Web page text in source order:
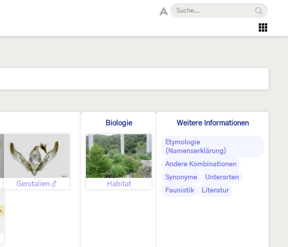
Genitalien ♂
Biologie
Habitat
Weitere Informationen
Etymologie
(Namenserklärung)
Andere Kombinationen
Synonyme
Unterarten
Faunistik
Literatur